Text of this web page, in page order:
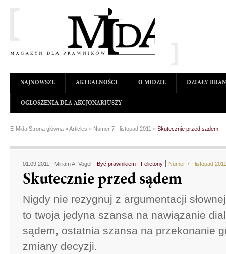
NAJNOWSZE AKTUALNOŚCI O MIDZIE DZIAŁY
OGŁOSZENIA DLA AKCJONARIUSZY
E-Mida Strona główna »Articles » Numer 7 - listopad 2011 » Skutecznie przed sądem
01.09.2011 - Miriam A. Vogel Być prawnikiem - Felietony Numer 7 - listopad 2011
Skutecznie przed sądem
Nigdy nie rezygnuj z argumentacji
to twoja jedyna szansa na nawiązanie
sądem, ostatnia szansa na przekonanie
zmiany decyzji.